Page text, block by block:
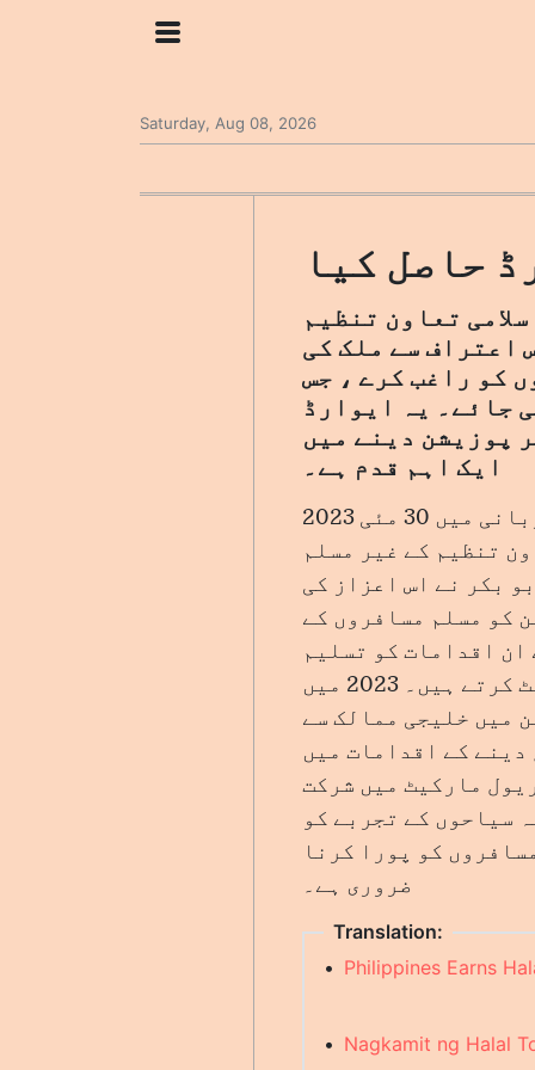
Saturday, Aug 08, 2026
حاصل کیا
میں اسلامی تعاون تنظیم
اعتراف سے ملک کی
کو راغب کرے ، جس
جائے۔ یہ ایوارڈ
پوزیشن دینے میں
ایک اہم قدم ہے۔
فلپائن کو ماسٹر کارڈ-کرسسنٹ ریٹنگ گلوبل مسلم ٹریول انڈیکس کی میزبانی میں 30 مئی 2023
تنظیم کے غیر مسلم
بکر نے اس اعزاز کی
کو مسلم مسافروں کے
اقدامات کو تسلیم
کرتا ہے جو حلال مصنوعات اور خدمات فراہم کرکے مسلمان زائرین کو ایڈجسٹ کرتے ہیں۔ 2023 میں
میں خلیجی ممالک سے
فروغ دینے کے اقدامات میں
مارکیٹ میں شرکت
سیاحوں کے تجربے کو
کو پورا کرنا
ضروری ہے۔
Translation:
• Philippines Earns
• Nagkamit ng Halal